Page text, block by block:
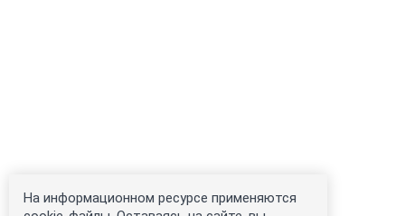
На информационном ресурсе применяются